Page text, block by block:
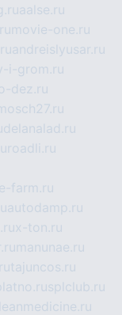
aalse.ru
movie-one.ru
andreislyusar.ru
i-grom.ru
dez.ru
delanalad.ru
roadli.ru
farm.ru
autodamp.ru
x-ton.ru
manunae.ru
tajuncos.ru
splclub.ru